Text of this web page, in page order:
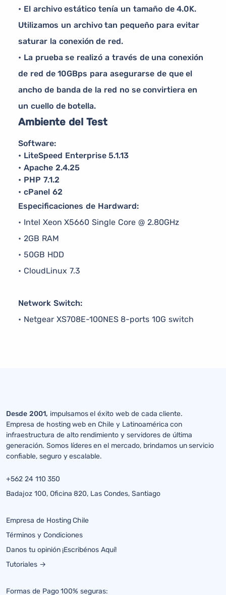
• El archivo estático tenía un tamaño de 4.0K.
Utilizamos un archivo tan pequeño para evitar
saturar la conexión de red.
• La prueba se realizó a través de una conexión
de red de 10GBps para asegurarse de que el
ancho de banda de la red no se convirtiera en
un cuello de botella.
Ambiente del Test
Software:
• LiteSpeed Enterprise 5.1.13
• Apache 2.4.25
• PHP 7.1.2
• cPanel 62
Especificaciones de Hardward:
• Intel Xeon X5660 Single Core @ 2.80GHz
• 2GB RAM
• 50GB HDD
• CloudLinux 7.3
Network Switch:
• Netgear XS708E-100NES 8-ports 10G switch
Desde 2001, impulsamos el éxito web de cada cliente.
Empresa de hosting web en Chile y Latinoamérica con
infraestructura de alto rendimiento y servidores de última
generación. Somos líderes en el mercado, brindamos un servicio
confiable, seguro y escalable.
+562 24 110 350
Badajoz 100, Oficina 820, Las Condes, Santiago
Empresa de Hosting Chile
Términos y Condiciones
Danos tu opinión ¡Escribénos Aquí!
Tutoriales →
Formas de Pago 100% seguras: